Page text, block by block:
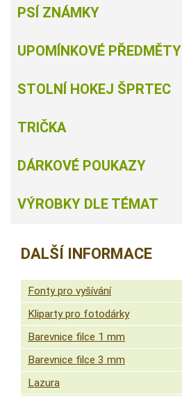
PSÍ ZNÁMKY
UPOMÍNKOVÉ PŘEDMĚTY
STOLNÍ HOKEJ ŠPRTEC
TRIČKA
DÁRKOVÉ POUKAZY
VÝROBKY DLE TÉMAT
DALŠÍ INFORMACE
Fonty pro vyšívání
Kliparty pro fotodárky
Barevnice filce 1 mm
Barevnice filce 3 mm
Lazura